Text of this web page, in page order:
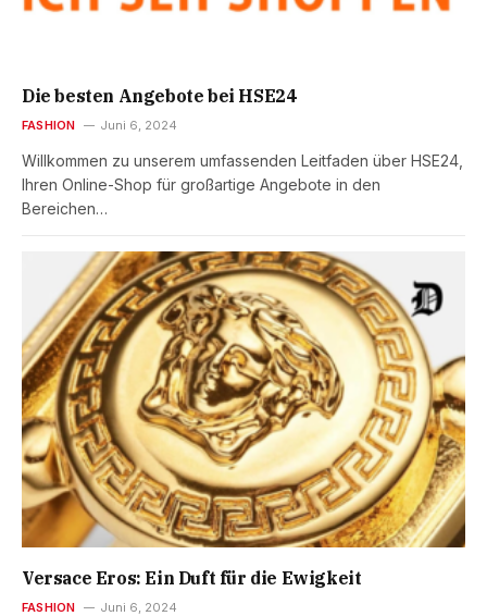
Die besten Angebote bei HSE24
FASHION Juni 6, 2024
Willkommen zu unserem umfassenden Leitfaden über HSE24,
Ihren Online-Shop für großartige Angebote in den
Bereichen…
Versace Eros: Ein Duft für die Ewigkeit
FASHION Juni 6, 2024